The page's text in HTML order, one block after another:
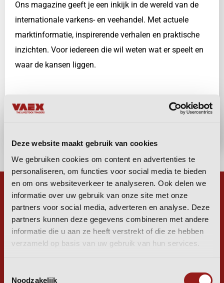
Deze website maakt gebruik van cookies
We gebruiken cookies om content en advertenties te
personaliseren, om functies voor social media te bieden
en om ons websiteverkeer te analyseren. Ook delen we
informatie over uw gebruik van onze site met onze
partners voor social media, adverteren en analyse. Deze
partners kunnen deze gegevens combineren met andere
informatie die u aan ze heeft verstrekt of die ze hebben
verzameld op basis van uw gebruik van hun services.
Noodzakelijk
Ons magazine geeft je een inkijk in de wereld van de
internationale varkens- en veehandel. Met actuele
marktinformatie, inspirerende verhalen en praktische
inzichten. Voor iedereen die wil weten wat er speelt en
waar de kansen liggen.
Bekijk ons magazine
WIJ ZIJN